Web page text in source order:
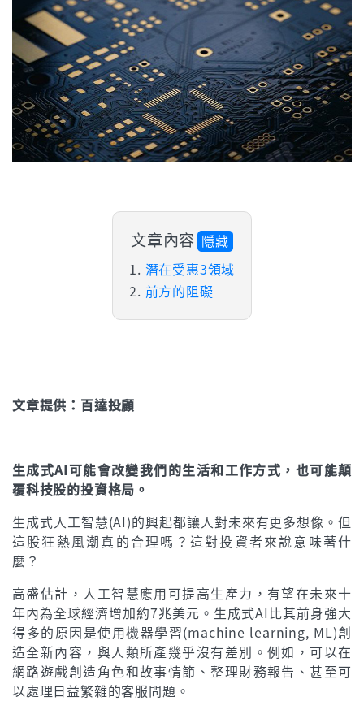
文章內容 隱藏
潛在受惠3領域
前方的阻礙
文章提供：百達投顧
生成式AI可能會改變我們的生活和工作方式，也可能顛
覆科技股的投資格局。
生成式人工智慧(AI)的興起都讓人對未來有更多想像。但
這股狂熱風潮真的合理嗎？這對投資者來說意味著什
麼？
高盛估計，人工智慧應用可提高生產力，有望在未來十
年內為全球經濟增加約7兆美元。生成式AI比其前身強大
得多的原因是使用機器學習(machine learning, ML)創
造全新內容，與人類所產幾乎沒有差別。例如，可以在
網路遊戲創造角色和故事情節、整理財務報告、甚至可
以處理日益繁雜的客服問題。